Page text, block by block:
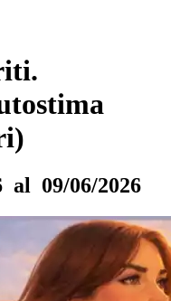
al 09/06/2026